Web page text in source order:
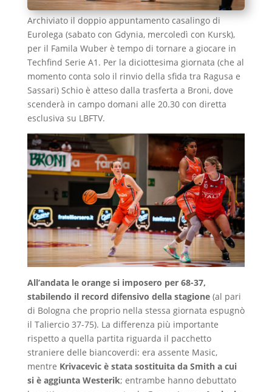
Archiviato il doppio appuntamento casalingo di
Eurolega (sabato con Gdynia, mercoledì con Kursk),
per il Famila Wuber è tempo di tornare a giocare in
Techfind Serie A1. Per la diciottesima giornata (che al
momento conta solo il rinvio della sfida tra Ragusa e
Sassari) Schio è atteso dalla trasferta a Broni, dove
scenderà in campo domani alle 20.30 con diretta
esclusiva su LBFTV.
All’andata le orange si imposero per 68-37,
stabilendo il record difensivo della stagione(al pari
di Bologna che proprio nella stessa giornata espugnò
il Taliercio 37-75). La differenza più importante
rispetto a quella partita riguarda il pacchetto
straniere delle biancoverdi: era assente Masic,
mentre Krivacevic è stata sostituita da Smith a cui
si è aggiunta Westerik; entrambe hanno debuttato